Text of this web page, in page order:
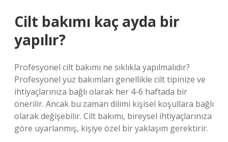
Cilt bakımı kaç ayda bir
yapılır?
Profesyonel cilt bakımı ne sıklıkla yapılmalıdır?
Profesyonel yüz bakımları genellikle cilt tipinize ve
ihtiyaçlarınıza bağlı olarak her 4-6 haftada bir
önerilir. Ancak bu zaman dilimi kişisel koşullara bağlı
olarak değişebilir. Cilt bakımı, bireysel ihtiyaçlarınıza
göre uyarlanmış, kişiye özel bir yaklaşım gerektirir.